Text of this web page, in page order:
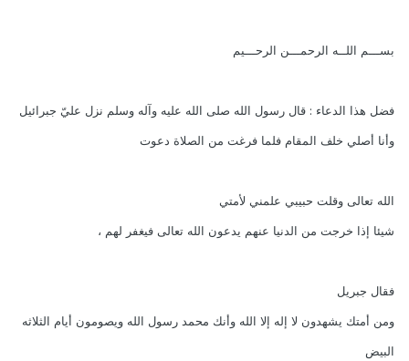
بســـم اللــه الرحمـــن الرحـــيم
فضل هذا الدعاء : قال رسول الله صلى الله عليه وآله وسلم نزل عليّ جبرائيل
وأنا أصلي خلف المقام فلما فرغت من الصلاة دعوت
الله تعالى وقلت حبيبي علمني لأمتي
شيئا إذا خرجت من الدنيا عنهم يدعون الله تعالى فيغفر لهم ،
فقال جبريل
ومن أمتك يشهدون لا إله إلا الله وأنك محمد رسول الله ويصومون أيام الثلاثه
البيض